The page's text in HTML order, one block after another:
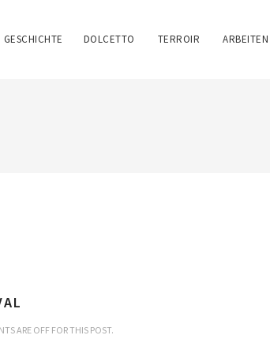
GESCHICHTE DOLCETTO TERROIR ARBEITEN
ARE OFF FOR THIS POST.